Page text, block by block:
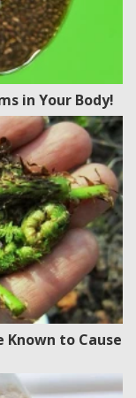
in Your Body!
Known to Cause